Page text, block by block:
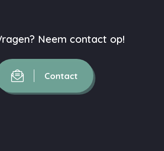
Neem contact op!
Contact